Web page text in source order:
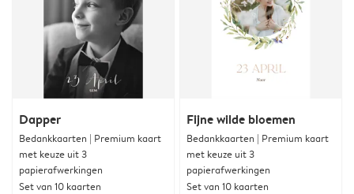
Dapper
Bedankkaarten | Premium kaart
met keuze uit 3
papierafwerkingen
Set van 10 kaarten
Fijne wilde bloemen
Bedankkaarten | Premium kaart
met keuze uit 3
papierafwerkingen
Set van 10 kaarten